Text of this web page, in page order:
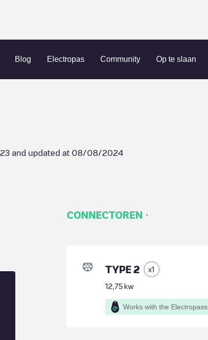
Blog Electropas Community Op te slaan
Brink 37
and updated at 08/08/2024
CONNECTOREN ·
TYPE 2 x1
12,75kw
Works with the Electropass